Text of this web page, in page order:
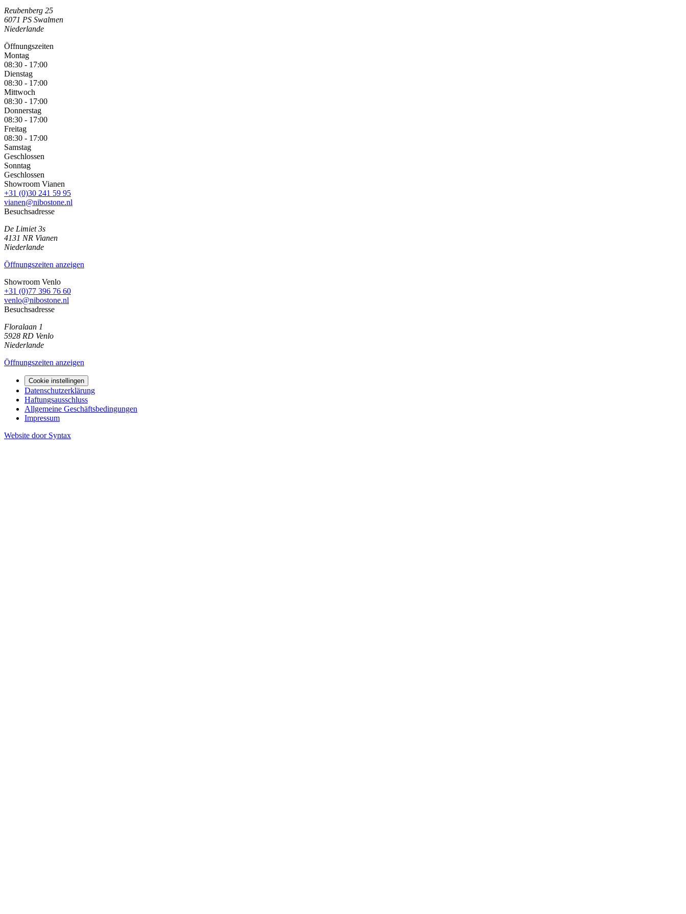
Reubenberg 25
6071 PS Swalmen
Niederlande
Öffnungszeiten
Montag
08:30 - 17:00
Dienstag
08:30 - 17:00
Mittwoch
08:30 - 17:00
Donnerstag
08:30 - 17:00
Freitag
08:30 - 17:00
Samstag
Geschlossen
Sonntag
Geschlossen
Showroom Vianen
+31 (0)30 241 59 95
vianen@nibostone.nl
Besuchsadresse
De Limiet 3s
4131 NR Vianen
Niederlande
Öffnungszeiten anzeigen
Showroom Venlo
+31 (0)77 396 76 60
venlo@nibostone.nl
Besuchsadresse
Floralaan 1
5928 RD Venlo
Niederlande
Öffnungszeiten anzeigen
Cookie instellingen
Datenschutzerklärung
Haftungsausschluss
Allgemeine Geschäftsbedingungen
Impressum
Website door Syntax